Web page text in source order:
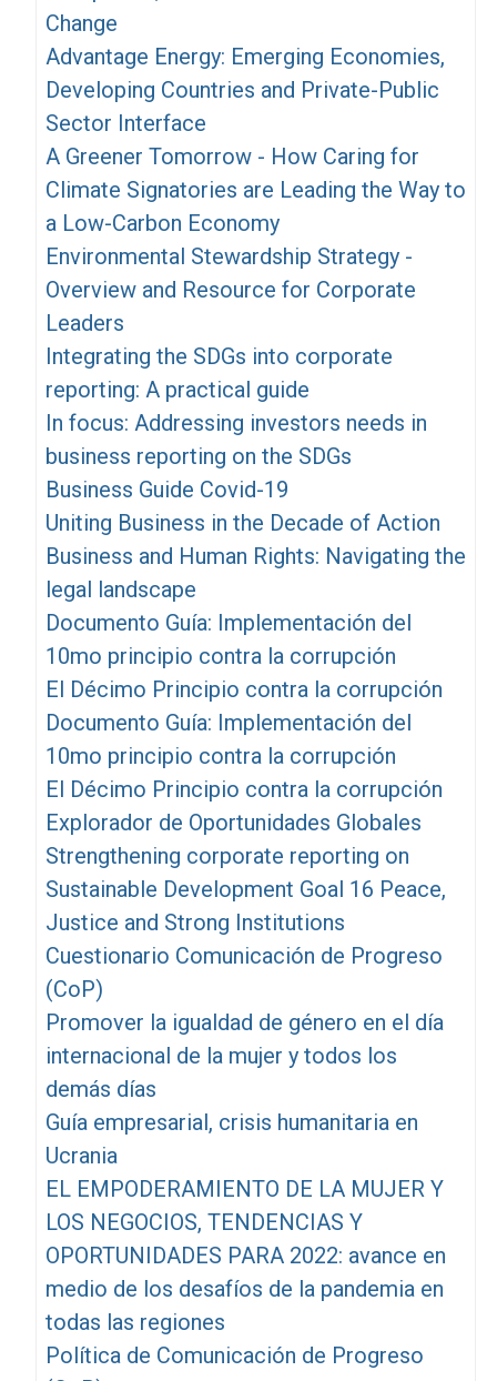
Change
Advantage Energy: Emerging Economies,
Developing Countries and Private-Public
Sector Interface
A Greener Tomorrow - How Caring for
Climate Signatories are Leading the Way to
a Low-Carbon Economy
Environmental Stewardship Strategy -
Overview and Resource for Corporate
Leaders
Integrating the SDGs into corporate
reporting: A practical guide
In focus: Addressing investors needs in
business reporting on the SDGs
Business Guide Covid-19
Uniting Business in the Decade of Action
Business and Human Rights: Navigating the
legal landscape
Documento Guía: Implementación del
10mo principio contra la corrupción
El Décimo Principio contra la corrupción
Documento Guía: Implementación del
10mo principio contra la corrupción
El Décimo Principio contra la corrupción
Explorador de Oportunidades Globales
Strengthening corporate reporting on
Sustainable Development Goal 16 Peace,
Justice and Strong Institutions
Cuestionario Comunicación de Progreso
(CoP)
Promover la igualdad de género en el día
internacional de la mujer y todos los
demás días
Guía empresarial, crisis humanitaria en
Ucrania
EL EMPODERAMIENTO DE LA MUJER Y
LOS NEGOCIOS, TENDENCIAS Y
OPORTUNIDADES PARA 2022: avance en
medio de los desafíos de la pandemia en
todas las regiones
Política de Comunicación de Progreso